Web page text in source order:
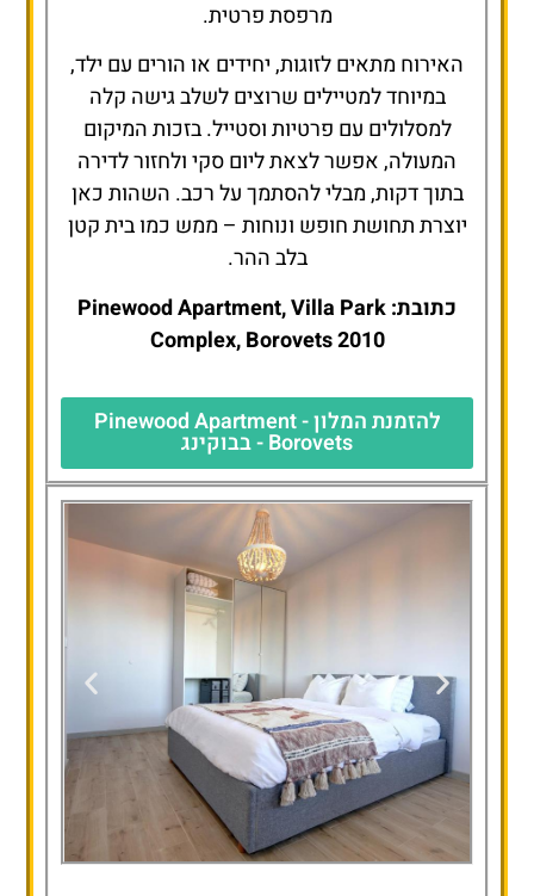
מרפסת פרטית.
האירוח מתאים לזוגות, יחידים או הורים עם ילד,
במיוחד למטיילים שרוצים לשלב גישה קלה
למסלולים עם פרטיות וסטייל. בזכות המיקום
המעולה, אפשר לצאת ליום סקי ולחזור לדירה
בתוך דקות, מבלי להסתמך על רכב. השהות כאן
יוצרת תחושת חופש ונוחות – ממש כמו בית קטן
בלב ההר.
כתובת: Pinewood Apartment, Villa Park
Complex, Borovets 2010
להזמנת המלון - Pinewood Apartment
Borovets - בבוקינג